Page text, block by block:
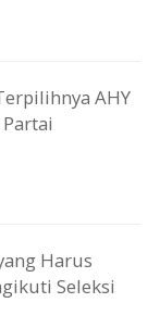
AHY
Harus
Seleksi